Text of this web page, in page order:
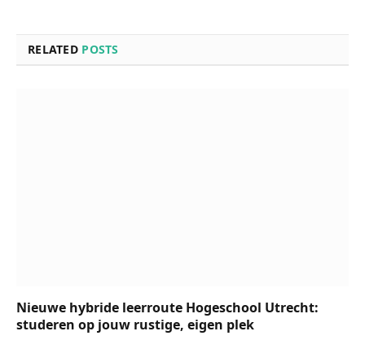
RELATED POSTS
Nieuwe hybride leerroute Hogeschool Utrecht:
studeren op jouw rustige, eigen plek